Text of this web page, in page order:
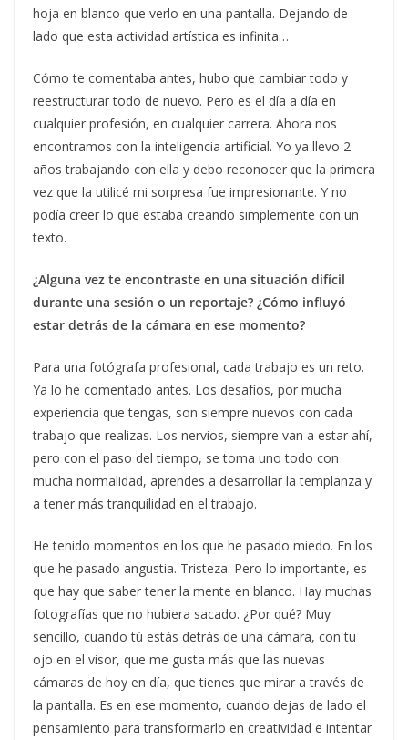
hoja en blanco que verlo en una pantalla. Dejando de
lado que esta actividad artística es infinita…
Cómo te comentaba antes, hubo que cambiar todo y
reestructurar todo de nuevo. Pero es el día a día en
cualquier profesión, en cualquier carrera. Ahora nos
encontramos con la inteligencia artificial. Yo ya llevo 2
años trabajando con ella y debo reconocer que la primera
vez que la utilicé mi sorpresa fue impresionante. Y no
podía creer lo que estaba creando simplemente con un
texto.
¿Alguna vez te encontraste en una situación difícil
durante una sesión o un reportaje? ¿Cómo influyó
estar detrás de la cámara en ese momento?
Para una fotógrafa profesional, cada trabajo es un reto.
Ya lo he comentado antes. Los desafíos, por mucha
experiencia que tengas, son siempre nuevos con cada
trabajo que realizas. Los nervios, siempre van a estar ahí,
pero con el paso del tiempo, se toma uno todo con
mucha normalidad, aprendes a desarrollar la templanza y
a tener más tranquilidad en el trabajo.
He tenido momentos en los que he pasado miedo. En los
que he pasado angustia. Tristeza. Pero lo importante, es
que hay que saber tener la mente en blanco. Hay muchas
fotografías que no hubiera sacado. ¿Por qué? Muy
sencillo, cuando tú estás detrás de una cámara, con tu
ojo en el visor, que me gusta más que las nuevas
cámaras de hoy en día, que tienes que mirar a través de
la pantalla. Es en ese momento, cuando dejas de lado el
pensamiento para transformarlo en creatividad e intentar